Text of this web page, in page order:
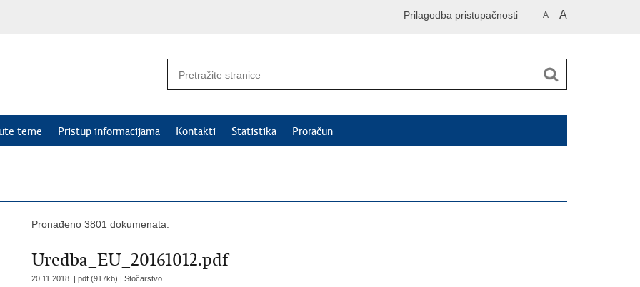
A A
Prilagodba pristupačnosti
teme Pristup informacijama Kontakti Statistika Proračun
Pronađeno 3801 dokumenata.
Uredba_EU_20161012.pdf
20.11.2018. | pdf (917kb) | Stočarstvo